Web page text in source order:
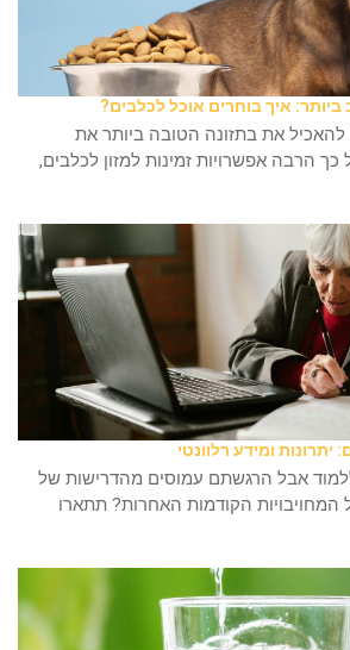
איך בוחרים אוכל לכלבים?
את בתזונה הטובה ביותר את
הרבה אפשרויות זמינות למזון לכלבים,
ומידע רלוונטי
אבל הרגשתם עמוסים מהדרישות של
הקודמות האחרות? תתארו